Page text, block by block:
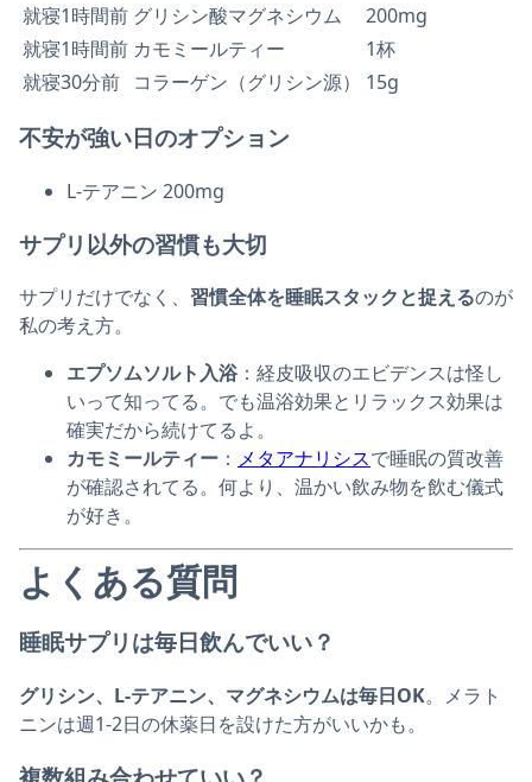
就寝1時間前 グリシン酸マグネシウム
200mg
就寝1時間前 カモミールティー
1杯
就寝30分前 コラーゲン（グリシン源） 15g
不安が強い日のオプション
L-テアニン 200mg
サプリ以外の習慣も大切
サプリだけでなく、 習慣全体を睡眠スタックと捉えるのが
私の考え方。
エプソムソルト入浴 ：経皮吸収のエビデンスは怪し
いって知ってる。でも温浴効果とリラックス効果は
確実だから続けてるよ。
カモミールティー ： メタアナリシスで睡眠の質改善
が確認されてる。何より、温かい飲み物を飲む儀式
が好き。
よくある質問
睡眠サプリは毎日飲んでいい？
グリシン、L-テアニン、マグネシウムは毎日OK。メラト
ニンは週1-2日の休薬日を設けた方がいいかも。